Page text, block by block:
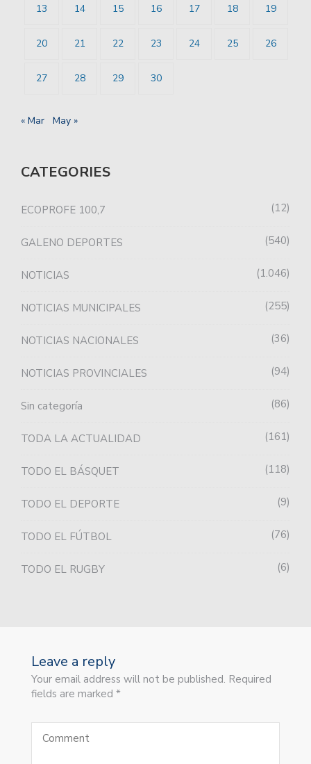
13 14 15 16 17 18 19
20 21 22 23 24 25 26
27 28 29 30
« Mar May »
CATEGORIES
ECOPROFE 100,7 12
GALENO DEPORTES 540
NOTICIAS 1.046
NOTICIAS MUNICIPALES 255
NOTICIAS NACIONALES 36
NOTICIAS PROVINCIALES 94
Sin categoría 86
TODA LA ACTUALIDAD 161
TODO EL BÁSQUET 118
TODO EL DEPORTE 9
TODO EL FÚTBOL 76
TODO EL RUGBY 6
Leave a reply
Your email address will not be published. Required
fields are marked *